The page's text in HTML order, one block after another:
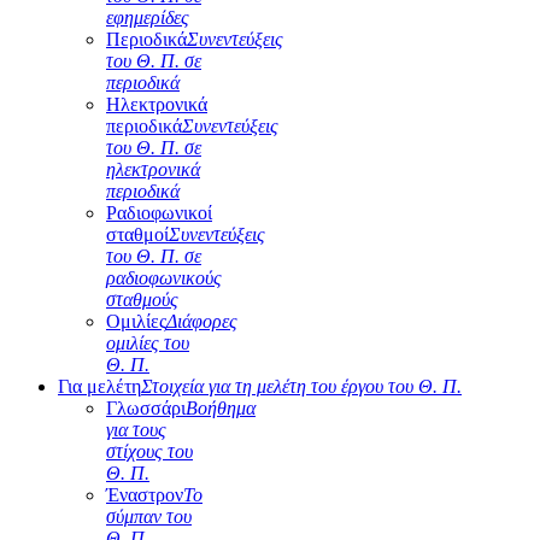
εφημερίδες
ΠεριοδικάΣυνεντεύξεις
του Θ. Π. σε
περιοδικά
Ηλεκτρονικά
περιοδικάΣυνεντεύξεις
του Θ. Π. σε
ηλεκτρονικά
περιοδικά
Ραδιοφωνικοί
σταθμοίΣυνεντεύξεις
του Θ. Π. σε
ραδιοφωνικούς
σταθμούς
ΟμιλίεςΔιάφορες
ομιλίες του
Θ. Π.
Για μελέτηΣτοιχεία για τη μελέτη του έργου του Θ. Π.
ΓλωσσάριΒοήθημα
για τους
στίχους του
Θ. Π.
ΈναστρονΤο
σύμπαν του